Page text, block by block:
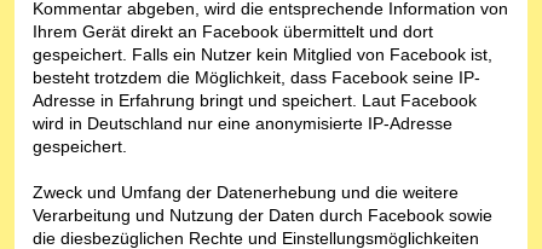
Kommentar abgeben, wird die entsprechende Information von
Ihrem Gerät direkt an Facebook übermittelt und dort
gespeichert. Falls ein Nutzer kein Mitglied von Facebook ist,
besteht trotzdem die Möglichkeit, dass Facebook seine IP-
Adresse in Erfahrung bringt und speichert. Laut Facebook
wird in Deutschland nur eine anonymisierte IP-Adresse
gespeichert.
Zweck und Umfang der Datenerhebung und die weitere
Verarbeitung und Nutzung der Daten durch Facebook sowie
die diesbezüglichen Rechte und Einstellungsmöglichkeiten